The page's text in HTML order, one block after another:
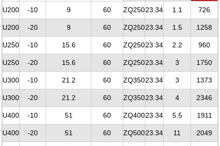
U200
-10 9 60 ZQ25023.34 1.1 726
U200 -20 9 60 ZQ25023.34 1.5 1258
U250 -10 15.6 60 ZQ25023.34 2.2 960
U250 -20 15.6 60 ZQ25023.34 3 1750
U300 -10 21.2 60 ZQ35023.34 3 1373
U300 -20 21.2 60 ZQ35023.34 4 2346
U400 -10 51 60 ZQ40023.34 5.5 1911
U400 -20 51 60 ZQ50023.34 11 2049